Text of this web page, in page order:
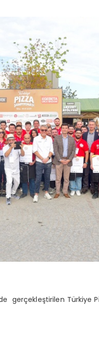
gerçekleştirilen Türkiye